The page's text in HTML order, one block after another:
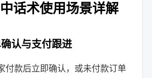
话术使用场景详解
认与支付跟进
付款后立即确认，或未付款订单